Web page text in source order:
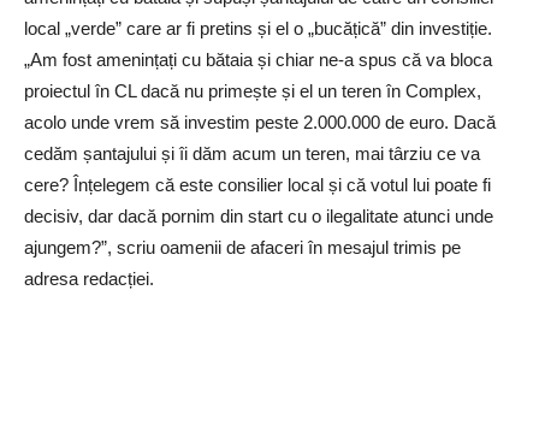
local „verde” care ar fi pretins și el o „bucățică” din investiție.
„Am fost amenințați cu bătaia și chiar ne-a spus că va bloca
proiectul în CL dacă nu primește și el un teren în Complex,
acolo unde vrem să investim peste 2.000.000 de euro. Dacă
cedăm șantajului și îi dăm acum un teren, mai târziu ce va
cere? Înțelegem că este consilier local și că votul lui poate fi
decisiv, dar dacă pornim din start cu o ilegalitate atunci unde
ajungem?”, scriu oamenii de afaceri în mesajul trimis pe
adresa redacției.